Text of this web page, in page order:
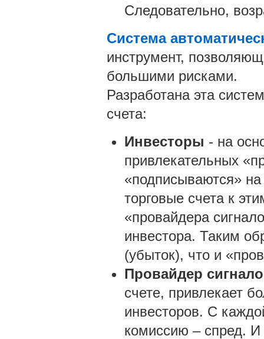
Следовательно,
Система
инструмент,
большими рисками.
Разработана эта
счета:
Инвесторы - на
привлекательных
«подписываются»
торговые счета к
«провайдера
инвестора. Таким
(убыток), что и
Провайдер
счете, привлекает
инвесторов. С
комиссию – спред. И